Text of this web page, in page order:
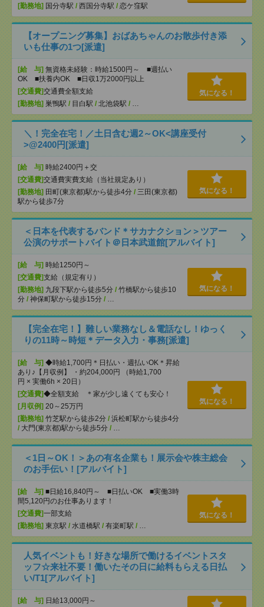
[勤務地] 国分寺駅 / 西国分寺駅 / 恋ケ窪駅
【オープニング募集】おばあちゃんのお散歩付き添
いも仕事の1つ[派遣]
[給 与] 無資格未経験：時給1500円～ ■週払い
OK ■扶養内OK ■日収1万2000円以上
[交通費]交通費全額支給
[勤務地] 巣鴨駅 / 目白駅 / 北池袋駅 / …
気になる！
＼！完全在宅！／土日含む週2～OK<講座受付
>@2400円[派遣]
[給 与] 時給2400円＋交
[交通費]交通費実費支給（当社規定あり）
[勤務地] 田町(東京都)駅から徒歩4分 / 三田(東京都)
駅から徒歩7分
気になる！
＜日本を代表するバンド＊サカナクション＞ツアー
公演のサポートバイト＠日本武道館[アルバイト]
[給 与] 時給1250円～
[交通費]支給（規定有り）
[勤務地] 九段下駅から徒歩5分 / 竹橋駅から徒歩10
分 / 神保町駅から徒歩15分 / …
気になる！
【完全在宅！】難しい業務なし＆電話なし！ゆっく
りの11時～時短＊データ入力・事務[派遣]
[給 与] ◆時給1,700円＊日払い・週払いOK＊昇給
あり♪【月収例】 ・約204,000円 （時給1,700
円 × 実働6h × 20日）
[交通費]◆全額支給 ＊家が少し遠くても安心！
[月収例] 20～25万円
[勤務地] 竹芝駅から徒歩2分 / 浜松町駅から徒歩4分
/ 大門(東京都)駅から徒歩5分 / …
気になる！
＜1日～OK！＞あの有名企業も！展示会や株主総会
のお手伝い！[アルバイト]
[給 与] ■日給16,840円～ ■日払いOK ■実働3時
間5,120円のお仕事あります！
[交通費]一部支給
[勤務地] 東京駅 / 水道橋駅 / 有楽町駅 / …
気になる！
人気イベントも！好きな場所で働けるイベントスタ
ッフ☆来社不要！働いたその日に給料もらえる日払
い/T1[アルバイト]
[給 与] 日給13,000円～